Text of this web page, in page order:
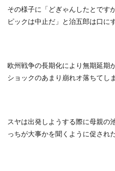
その様子に「どぎゃんしたとです
ピックは中止だ」と治五郎は口にす
欧州戦争の長期化により無期延期
ショックのあまり崩れオ落ちてしま
スヤは出発しようする際に母親の
っちが大事かを聞くように促された